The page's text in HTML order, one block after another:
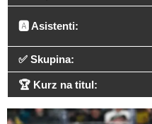
🅰️ Asistenti:
✅ Skupina:
🏆 Kurz na titul: